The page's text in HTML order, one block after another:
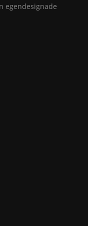
egendesignade